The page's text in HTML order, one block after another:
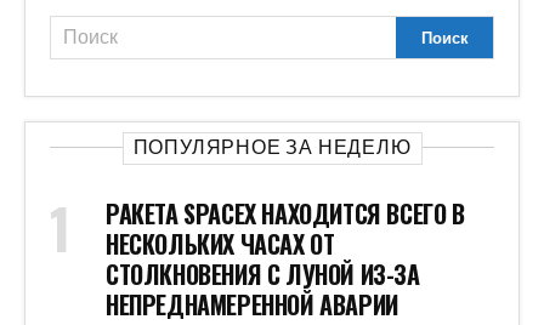
ПОПУЛЯРНОЕ ЗА НЕДЕЛЮ
РАКЕТА SPACEX НАХОДИТСЯ ВСЕГО В
НЕСКОЛЬКИХ ЧАСАХ ОТ
СТОЛКНОВЕНИЯ С ЛУНОЙ ИЗ-ЗА
НЕПРЕДНАМЕРЕННОЙ АВАРИИ